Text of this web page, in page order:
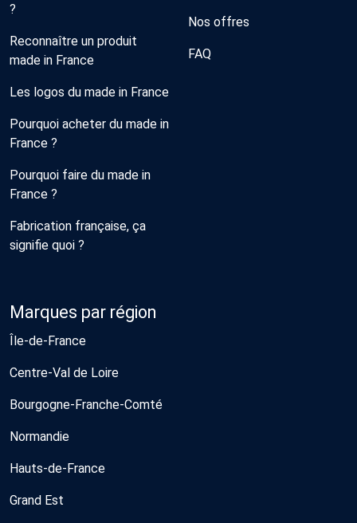
?
Reconnaître un produit
made in France
Les logos du made in France
Pourquoi acheter du made in
France ?
Pourquoi faire du made in
France ?
Fabrication française, ça
signifie quoi ?
Nos offres
FAQ
Marques par région
Île-de-France
Centre-Val de Loire
Bourgogne-Franche-Comté
Normandie
Hauts-de-France
Grand Est